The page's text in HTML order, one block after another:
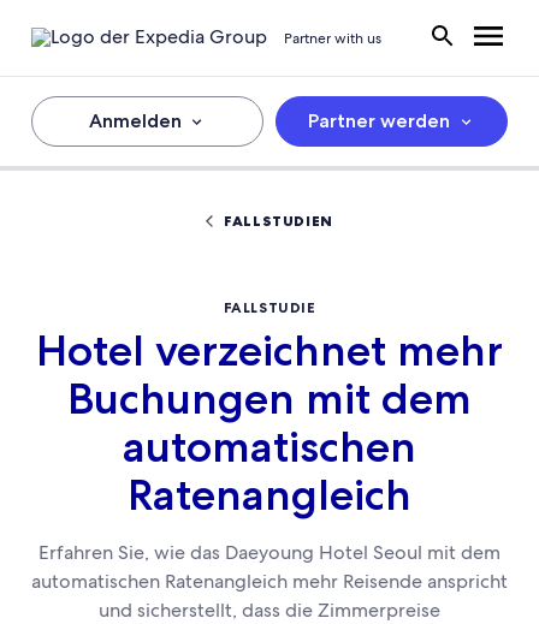
Partner with us
Anmelden Partner werden
FALLSTUDIEN
FALLSTUDIE
Hotel verzeichnet mehr
Buchungen mit dem
automatischen
Ratenangleich
Erfahren Sie, wie das Daeyoung Hotel Seoul mit dem
automatischen Ratenangleich mehr Reisende anspricht
und sicherstellt, dass die Zimmerpreise